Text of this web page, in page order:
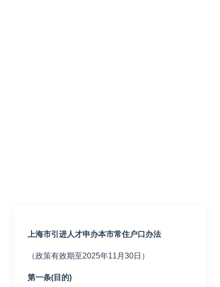
上海市引进人才申办本市常住户口办法
（政策有效期至2025年11月30日）
第一条(目的)